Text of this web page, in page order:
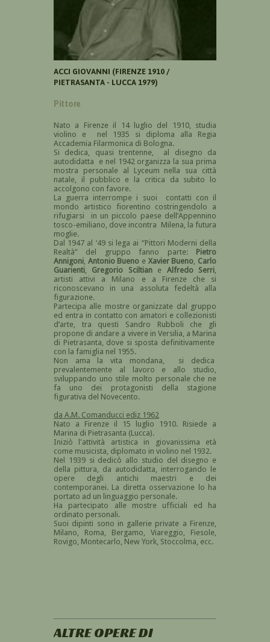
ACCI GIOVANNI (FIRENZE 1910 /
PIETRASANTA - LUCCA 1979)
Pittore
Nato a Firenze il 14 luglio del 1910, studia
violino e nel 1935 si diploma alla Regia
Accademia Filarmonica di Bologna.
Si dedica, quasi trentenne, al disegno da
autodidatta e nel 1942 organizza la sua prima
mostra personale al Lyceum nella sua città
natale, il pubblico e la critica da subito lo
accolgono con favore.
La guerra interrompe i suoi contatti con il
mondo artistico fiorentino costringendolo a
rifugiarsi in un piccolo paese dell’Appennino
tosco-emiliano, dove incontra Milena, la futura
moglie.
Dal 1947 al ‘49 si lega ai “Pittori Moderni della
Realtà” del gruppo fanno parte: Pietro
Annigoni Antonio Bueno e Xavier Bueno Carlo
Guarienti
Gregorio Sciltiane Alfredo Serri
artisti attivi a Milano e a Firenze che si
riconoscevano in una assoluta fedeltà alla
figurazione.
Partecipa alle mostre organizzate dal gruppo
ed entra in contatto con amatori e collezionisti
d’arte, tra questi Sandro Rubboli che gli
propone di andare a vivere in Versilia, a Marina
di Pietrasanta, dove si sposta definitivamente
con la famiglia nel 1955.
Non ama la vita mondana, si dedica
prevalentemente al lavoro e allo studio,
sviluppando uno stile molto personale che ne
fa uno dei protagonisti della stagione
figurativa del Novecento.
da A.M. Comanducci ediz 1962
Nato a Firenze il 15 luglio 1910. Risiede a
Marina di Pietrasanta (Lucca).
Iniziò l'attività artistica in giovanissima età
come musicista, diplomato in violino nel 1932.
Nel 1939 si dedicò allo studio del disegno e
della pittura, da autodidatta, interrogando le
opere degli antichi maestri e dei
contemporanei. La diretta osservazione lo ha
portato ad un linguaggio personale.
Ha partecipato alle mostre ufficiali ed ha
ordinato personali.
Suoi dipinti sono in gallerie private a Firenze,
Milano, Roma, Bergamo, Viareggio, Fiesole,
Rovigo, Montecarlo, New York, Stoccolma, ecc.
ALTRE OPERE DI